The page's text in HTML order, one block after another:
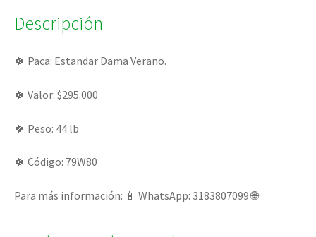
Descripción
🍀 Paca: Estandar Dama Verano.
🍀 Valor: $295.000
🍀 Peso: 44 lb
🍀 Código: 79W80
Para más información: 📱 WhatsApp: 3183807099 🌐